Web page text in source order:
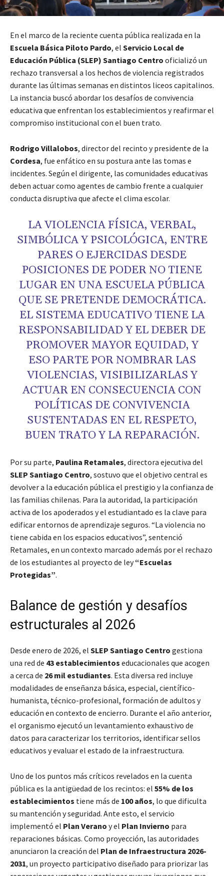
En el marco de la reciente cuenta pública realizada en la
Escuela Básica Piloto Pardo, el Servicio Local de
Educación Pública (SLEP) Santiago Centro oficializó un
rechazo transversal a los hechos de violencia registrados
durante las últimas semanas en distintos liceos capitalinos.
La instancia buscó abordar los desafíos de convivencia
educativa que enfrentan los establecimientos y reafirmar el
compromiso institucional con el buen trato.
Rodrigo Villalobos, director del recinto y presidente de la
Cordesa, fue enfático en su postura ante las tomas e
incidentes. Según el dirigente, las comunidades educativas
deben actuar como agentes de cambio frente a cualquier
conducta disruptiva que afecte el clima escolar.
LA VIOLENCIA FÍSICA, VERBAL,
SIMBÓLICA Y PSICOLÓGICA, ENTRE
PARES O EJERCIDAS DESDE
POSICIONES DE PODER NO TIENE
LUGAR EN UNA ESCUELA PÚBLICA
QUE SE PRETENDE DEMOCRÁTICA.
EL SISTEMA EDUCATIVO TIENE LA
RESPONSABILIDAD Y EL DEBER DE
PROMOVER MAYOR EQUIDAD, Y
ESO PARTE POR NOMBRAR LAS
VIOLENCIAS, VISIBILIZARLAS Y
ACTUAR EN CONSECUENCIA CON
POLÍTICAS DE CONVIVENCIA
SUSTENTADAS EN EL RESPETO,
BUEN TRATO Y LA REPARACIÓN.
Por su parte, Paulina Retamales, directora ejecutiva del
SLEP Santiago Centro, sostuvo que el objetivo central es
devolver a la educación pública el prestigio y la confianza de
las familias chilenas. Para la autoridad, la participación
activa de los apoderados y el estudiantado es la clave para
edificar entornos de aprendizaje seguros. “La violencia no
tiene cabida en los espacios educativos”, sentenció
Retamales, en un contexto marcado además por el rechazo
de los estudiantes al proyecto de ley“Escuelas
Protegidas”.
Balance de gestión y desafíos
estructurales al 2026
Desde enero de 2026, el SLEP Santiago Centro gestiona
una red de 43 establecimientos educacionales que acogen
a cerca de 26 mil estudiantes. Esta diversa red incluye
modalidades de enseñanza básica, especial, científico-
humanista, técnico-profesional, formación de adultos y
educación en contexto de encierro. Durante el año anterior,
el organismo ejecutó un levantamiento exhaustivo de
datos para caracterizar los territorios, identificar sellos
educativos y evaluar el estado de la infraestructura.
Uno de los puntos más críticos revelados en la cuenta
pública es la antigüedad de los recintos: el 55% de los
establecimientos tiene más de 100 años, lo que dificulta
su mantención y seguridad. Ante esto, el servicio
implementó el Plan Verano y el Plan Invierno para
reparaciones básicas. Como proyección, las autoridades
anunciaron la creación del Plan de Infraestructura 2026-
2031, un proyecto participativo diseñado para priorizar las